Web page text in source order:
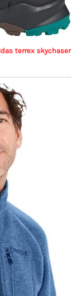
terrex skychaser